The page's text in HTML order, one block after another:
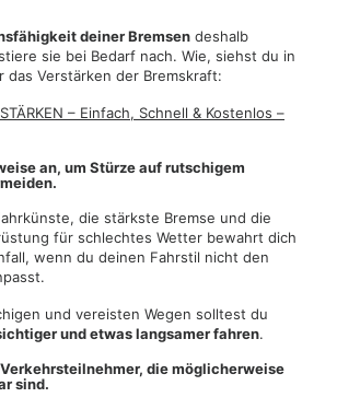
deiner Bremsen deshalb
sie bei Bedarf nach. Wie, siehst du in
das Verstärken der Bremskraft:
– Einfach, Schnell & Kostenlos –
an, um Stürze auf rutschigem
die stärkste Bremse und die
für schlechtes Wetter bewahrt dich
wenn du deinen Fahrstil nicht den
und vereisten Wegen solltest du
und etwas langsamer fahren.
die möglicherweise
sind.